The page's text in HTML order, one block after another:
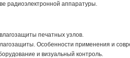
радиоэлектронной аппаратуры.
печатных узлов.
Особенности применения и
и визуальный контроль.